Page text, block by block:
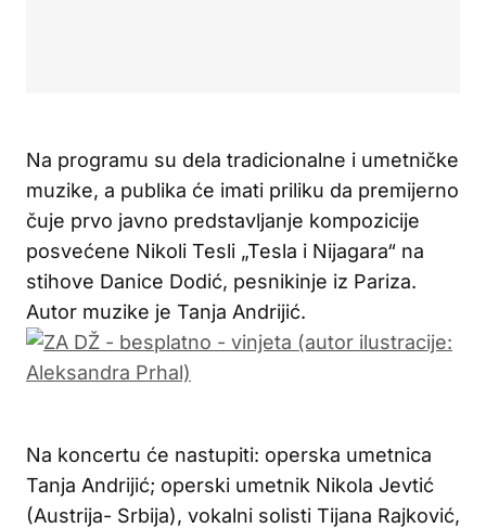
Na programu su dela tradicionalne i umetničke
muzike, a publika će imati priliku da premijerno
čuje prvo javno predstavljanje kompozicije
posvećene Nikoli Tesli „Tesla i Nijagara“ na
stihove Danice Dodić, pesnikinje iz Pariza.
Autor muzike je Tanja Andrijić.
Na koncertu će nastupiti: operska umetnica
Tanja Andrijić; operski umetnik Nikola Jevtić
(Austrija- Srbija), vokalni solisti Tijana Rajković,